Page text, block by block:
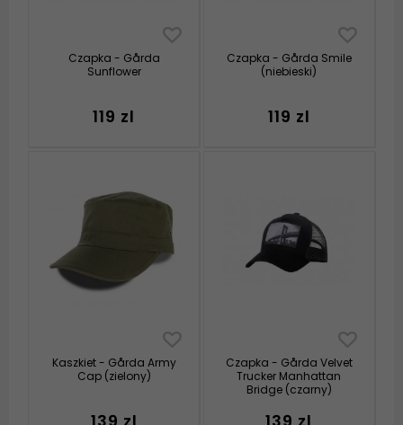
Czapka - Gårda
Sunflower
119 zl
Czapka - Gårda Smile
(niebieski)
119 zl
Kaszkiet - Gårda Army
Cap (zielony)
Czapka - Gårda Velvet
Trucker Manhattan
Bridge (czarny)